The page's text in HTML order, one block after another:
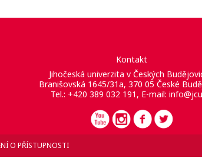
Kontakt
Jihočeská univerzita v Českých
Branišovská 1645/31a, 370 05 České
Tel.: +420 389 032 191, E-mail:
O PŘÍSTUPNOSTI